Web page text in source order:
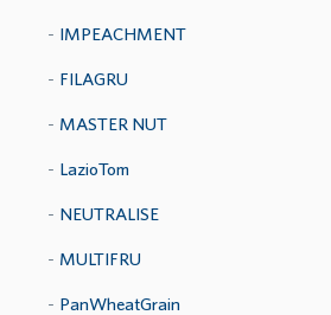
IMPEACHMENT
FILAGRU
MASTER NUT
LazioTom
NEUTRALISE
MULTIFRU
PanWheatGrain